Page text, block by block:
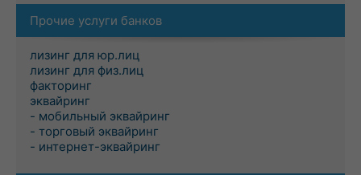
Прочие услуги банков
лизинг для юр.лиц
лизинг для физ.лиц
факторинг
эквайринг
- мобильный эквайринг
- торговый эквайринг
- интернет-эквайринг